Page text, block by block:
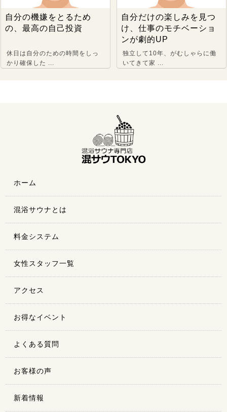
分の機嫌をとるため
、最高の自己投資
休日は自分のための時間をしっ
かり確保した ...
自分だけの楽しみを見つ
け、仕事のモチベーショ
ンが劇的UP
独立して10年、がむしゃらに働
いてきて家 ...
ホーム
混浴サウナとは
料金システム
女性スタッフ一覧
アクセス
お得なイベント
よくある質問
お客様の声
新着情報